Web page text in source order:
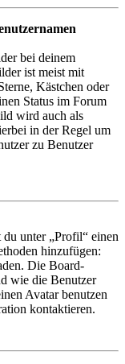
bei deinem
ist meist mit
Kästchen oder
Status im Forum
wird auch als
in der Regel um
zu Benutzer
unter „Profil“ einen
hinzufügen:
Die Board-
wie die Benutzer
Avatar benutzen
kontaktieren.